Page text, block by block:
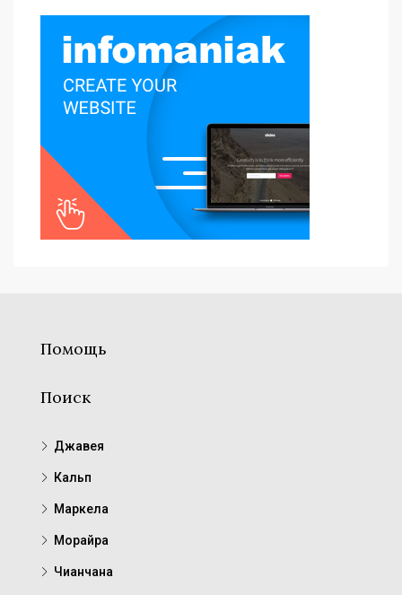
Помощь
Поиск
Джавея
Кальп
Маркела
Морайра
Чианчана